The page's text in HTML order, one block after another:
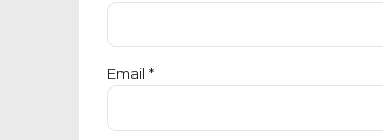
Email *